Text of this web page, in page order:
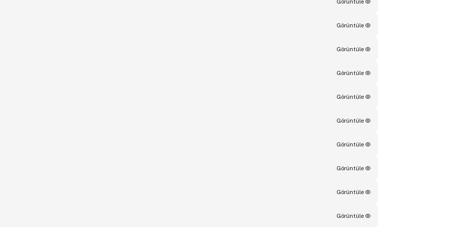
Görüntüle
Görüntüle
Görüntüle
Görüntüle
Görüntüle
Görüntüle
Görüntüle
Görüntüle
Görüntüle